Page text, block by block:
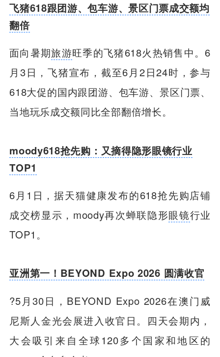
飞猪618跟团游、包车游、景区门票成交额均
翻倍
面向暑期旅游旺季的飞猪618火热销售中。6
月3日，飞猪宣布，截至6月2日24时，参与
618大促的国内跟团游、包车游、景区门票、
当地玩乐成交额同比全部翻倍增长。
moody618抢先购：又摘得隐形眼镜行业
TOP1
6月1日，据天猫健康发布的618抢先购店铺
成交榜显示，moody再次蝉联隐形眼镜行业
TOP1。
亚洲第一！BEYOND Expo 2026 圆满收官
?5月30日，BEYOND Expo 2026在澳门威
尼斯人金光会展进入收官日。四天会期内，
大会吸引来自全球120多个国家和地区的